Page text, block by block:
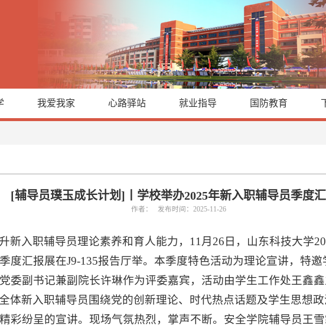
我爱我家 心路驿站 就业指导 国防教育
[辅导员璞玉成长计划]丨学校举办2025年新入职辅导员季度
作者： 发布时间：2025-11-26
新入职辅导员理论素养和育人能力，11月26日，山东科技大学
度汇报展在J9-135报告厅举。本季度特色活动为理论宣讲，特
委副书记兼副院长许琳作为评委嘉宾，活动由学生工作处王鑫鑫
体新入职辅导员围绕党的创新理论、时代热点话题及学生思想
彩纷呈的宣讲。现场气氛热烈，掌声不断。安全学院辅导员王雪